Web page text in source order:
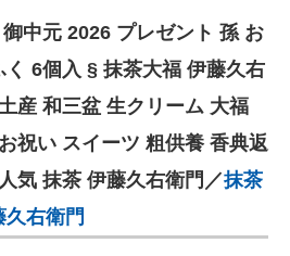
中元 2026 プレゼント 孫 お
6個入 § 抹茶大福 伊藤久右
産 和三盆 生クリーム 大福
祝い スイーツ 粗供養 香典返
気 抹茶 伊藤久右衛門／抹茶
右衛門